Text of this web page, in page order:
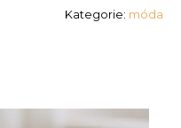
Kategorie: móda